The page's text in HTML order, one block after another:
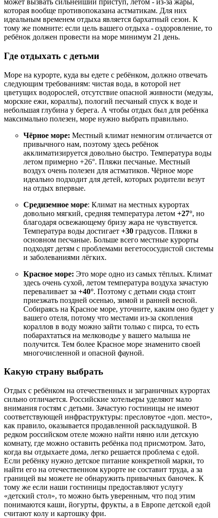
может вызвать сильнейший приступ, летом - из-за жары,
которая вообще противопоказана астматикам. Для них
идеальным временем отдыха является бархатный сезон. К
тому же помните: если цель вашего отдыха - оздоровление, то
ребёнок должен провести на море минимум 21 день.
Где отдыхать с детьми
Море на курорте, куда вы едете с ребёнком, должно отвечать
следующим требованиям: чистая вода, в которой нет
цветущих водорослей, отсутствие опасной живности (медузы,
морские ежи, кораллы), пологий песчаный спуск к воде и
небольшая глубина у берега. А чтобы отдых был для ребёнка
максимально полезен, море нужно выбрать правильно.
Чёрное море: Местный климат немногим отличается от
привычного нам, поэтому здесь ребёнок
акклиматизируется довольно быстро. Температура воды
летом примерно +26°. Пляжи песчаные. Местный
воздух очень полезен для астматиков. Чёрное море
идеально подходит для детей, которых родители везут
на отдых впервые.
Средиземное море: Климат на местных курортах
довольно мягкий, средняя температура летом +27°, но
благодаря освежающему бризу жара не чувствуется.
Температура воды достигает +30 градусов. Пляжи в
основном песчаные. Больше всего местные курорты
подходят детям с проблемами вегетососудистой системы
и заболеваниями лёгких.
Красное море: Это море одно из самых тёплых. Климат
здесь очень сухой, летом температура воздуха зачастую
переваливает за +40°. Поэтому с детьми сюда стоит
приезжать поздней осенью, зимой и ранней весной.
Собираясь на Красное море, уточните, каким оно будет у
вашего отеля, потому что местами из-за скопления
кораллов в воду можно зайти только с пирса, то есть
побарахтаться на мелководье у вашего малыша не
получится. Тем более Красное море знаменито своей
многочисленной и опасной фауной.
Какую страну выбрать
Отдых с ребёнком на отечественных и заграничных курортах
сильно отличается. Российские хотельеры уделяют мало
внимания гостям с детьми. Зачастую гостиницы не имеют
соответствующей инфраструктуры: пресловутое «доп. место»,
как правило, оказывается продавленной раскладушкой. В
редком российском отеле можно найти няню или детскую
комнату, где можно оставить ребёнка под присмотром. Зато,
когда вы отдыхаете дома, легко решается проблема с едой.
Если ребёнку нужно детское питание конкретной марки, то
найти его на отечественном курорте не составит труда, а за
границей вы можете не обнаружить привычных баночек. К
тому же если наши гостиницы предоставляют услугу
«детский стол», то можно быть уверенным, что под этим
понимаются каши, йогурты, фрукты, а в Европе детской едой
считают колу и картошку фри.